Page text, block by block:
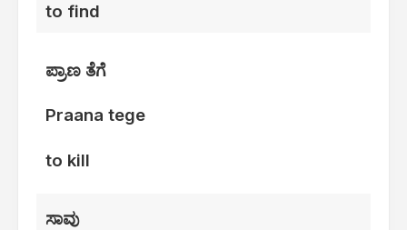
to find
ಪ್ರಾಣ ತೆಗೆ
Praana tege
to kill
ಸಾವು